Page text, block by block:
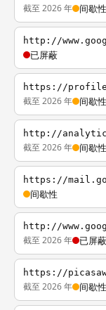
截至 2026 年 间歇性
http://
已屏蔽
https://
截至 2026 年 间歇性
http://
截至 2026 年 间歇性
https://
间歇性
http://
截至 2026 年 已屏蔽
https://
截至 2026 年 间歇性